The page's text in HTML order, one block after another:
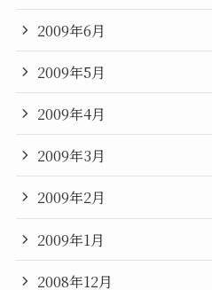
2009年6月
2009年5月
2009年4月
2009年3月
2009年2月
2009年1月
2008年12月